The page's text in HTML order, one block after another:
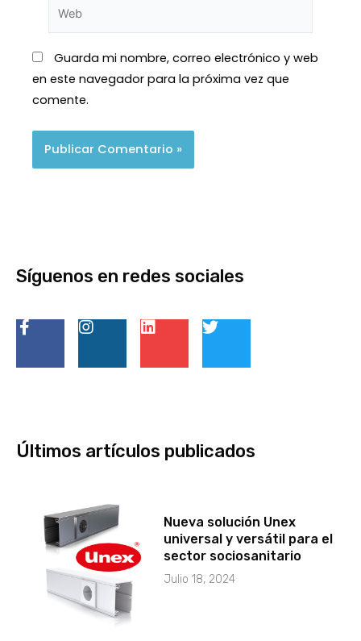
Guarda mi nombre, correo electrónico y web
en este navegador para la próxima vez que
comente.
Síguenos en redes sociales
Últimos artículos publicados
Nueva solución Unex
universal y versátil para el
sector sociosanitario
Julio 18, 2024